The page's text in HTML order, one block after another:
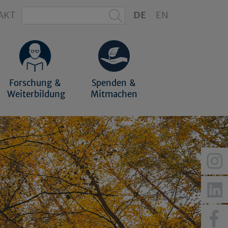
DE EN
Forschung &
Weiterbildung
Spenden &
Mitmachen